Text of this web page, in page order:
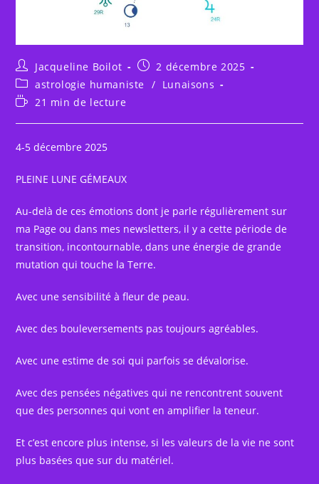
Auteur/autrice
de
la
publication :
Jacqueline Boilot
Publication
publiée :
2 décembre 2025
Post
category:
astrologie humaniste / Lunaisons
Temps
lecture :
21 min de lecture
4-5 décembre 2025
PLEINE LUNE GÉMEAUX
Au-delà de ces émotions dont je parle régulièrement sur
ma Page ou dans mes newsletters, il y a cette période de
transition, incontournable, dans une énergie de grande
mutation qui touche la Terre.
Avec une sensibilité à fleur de peau.
Avec des bouleversements pas toujours agréables.
Avec une estime de soi qui parfois se dévalorise.
Avec des pensées négatives qui ne rencontrent souvent
que des personnes qui vont en amplifier la teneur.
Et c’est encore plus intense, si les valeurs de la vie ne sont
plus basées que sur du matériel.